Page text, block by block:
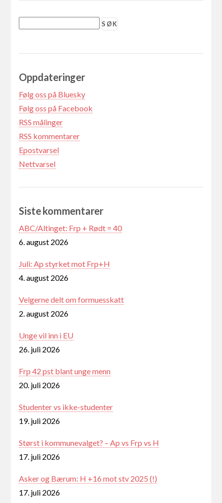
Oppdateringer
Følg oss på Bluesky
Følg oss på Facebook
RSS målinger
RSS kommentarer
Epostvarsel
Nettvarsel
Siste kommentarer
ABC/Altinget: Frp + Rødt = 40
6. august 2026
Juli: Ap styrket mot Frp+H
4. august 2026
Velgerne delt om formuesskatt
2. august 2026
Unge vil inn i EU
26. juli 2026
Frp 42 pst blant unge menn
20. juli 2026
Studenter vs ikke-studenter
19. juli 2026
Størst i kommunevalget? – Ap vs Frp vs H
17. juli 2026
Asker og Bærum: H +16 mot stv 2025 (!)
17. juli 2026